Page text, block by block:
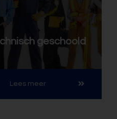
geschoold
Lees meer